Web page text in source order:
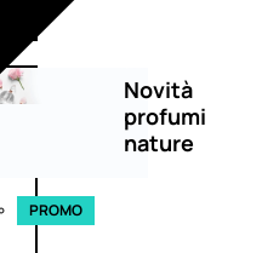
Novità
profumi
nature
PROMO